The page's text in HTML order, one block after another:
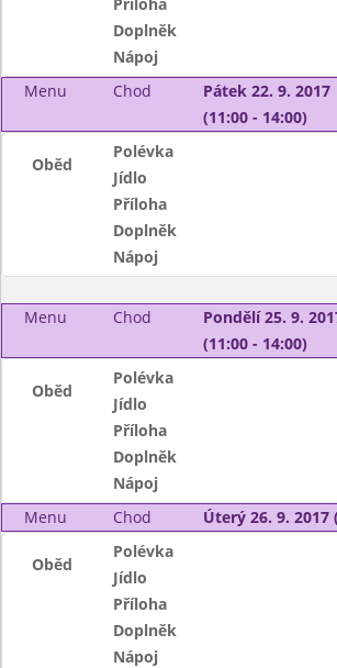
Doplněk
Nápoj
Menu
Chod
Pátek 22. 9. 2017
(11:00 - 14:00)
Oběd
Polévka
Jídlo
Příloha
Doplněk
Nápoj
Menu Chod
Pondělí 25. 9.
(11:00 - 14:00)
Oběd
Polévka
Jídlo
Příloha
Doplněk
Nápoj
Menu
Chod Úterý 26. 9. 2017
Oběd
Polévka
Jídlo
Příloha
Doplněk
Nápoj